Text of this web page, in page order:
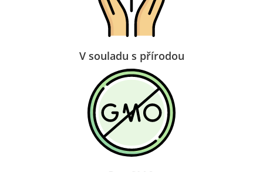
V souladu s přírodou